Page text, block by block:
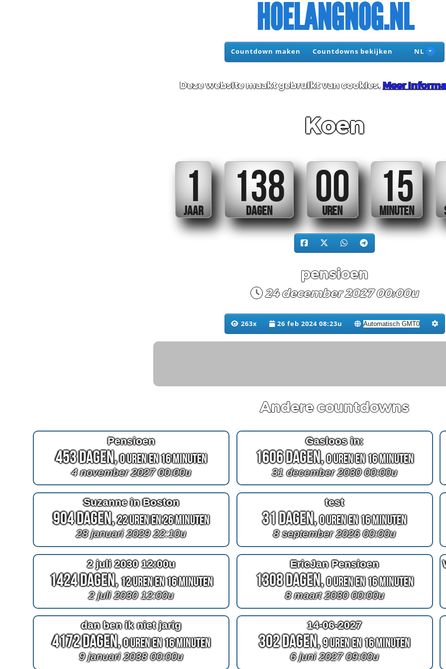
HOELANGNOG.NL
Countdown maken Countdowns bekijken NL
Deze website maakt gebruikt van cookies.Meer
Koen
1
JAAR
138
DAGEN
00
UREN
15
MINUTEN
pensioen
24 december 2027 00:00u
263x 26 feb 2024 08:23u
Andere countdowns
Pensioen
453 Dagen,0 Uren en 16 Minuten
4 november 2027 00:00u
Gasloos in:
1606 Dagen,0 Uren en 16 Minuten
31 december 2030 00:00u
Suzanne in Boston
904 Dagen,22 Uren en 26 Minuten
28 januari 2029 22:10u
test
31 Dagen,0 Uren en 16 Minuten
8 september 2026 00:00u
2 juli 2030 12:00u
1424 Dagen,12 Uren en 16 Minuten
2 juli 2030 12:00u
EricJan Pensioen
1308 Dagen,0 Uren en 16 Minuten
8 maart 2030 00:00u
dan ben ik niet jarig
4172 Dagen,0 Uren en 16 Minuten
9 januari 2038 00:00u
14-06-2027
302 Dagen,9 Uren en 16 Minuten
6 juni 2027 09:00u